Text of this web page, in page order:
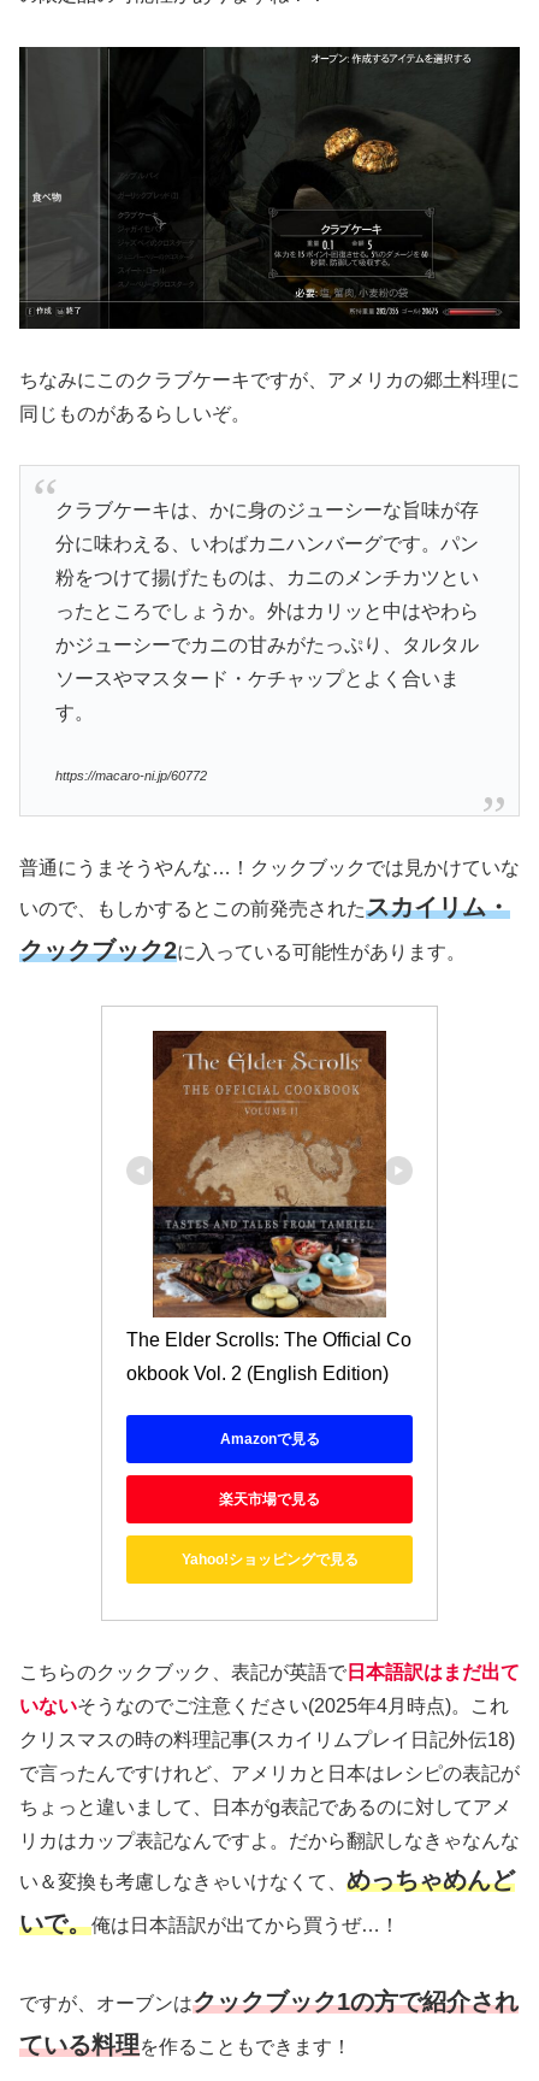
ちなみにこのクラブケーキですが、アメリカの郷土料理に
同じものがあるらしいぞ。
クラブケーキは、かに身のジューシーな旨味が存
分に味わえる、いわばカニハンバーグです。パン
粉をつけて揚げたものは、カニのメンチカツとい
ったところでしょうか。外はカリッと中はやわら
かジューシーでカニの甘みがたっぷり、タルタル
ソースやマスタード・ケチャップとよく合いま
す。
https://macaro-ni.jp/60772
普通にうまそうやんな…！クックブックでは見かけていな
いので、もしかするとこの前発売されたスカイリム・
クックブック2に入っている可能性があります。
The Elder Scrolls: The Official Co
okbook Vol. 2 (English Edition)
Amazonで見る
楽天市場で見る
Yahoo!ショッピングで見る
こちらのクックブック、表記が英語で 日本語訳はまだ出て
いないそうなのでご注意ください(2025年4月時点)。これ
クリスマスの時の料理記事(スカイリムプレイ日記外伝18)
で言ったんですけれど、アメリカと日本はレシピの表記が
ちょっと違いまして、日本がg表記であるのに対してアメ
リカはカップ表記なんですよ。だから翻訳しなきゃなんな
い＆変換も考慮しなきゃいけなくて、 めっちゃめんど
いで。俺は日本語訳が出てから買うぜ…！
ですが、オーブンはクックブック1の方で紹介され
ている料理を作ることもできます！